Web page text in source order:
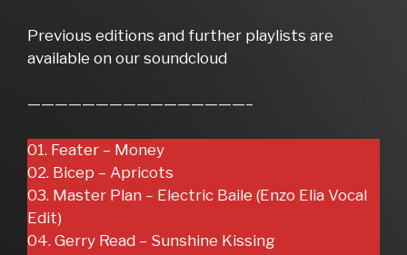
Previous editions and further playlists are
available on our soundcloud
————————————————–
01. Feater – Money
02. Bicep – Apricots
03. Master Plan – Electric Baile (Enzo Elia Vocal
Edit)
04. Gerry Read – Sunshine Kissing